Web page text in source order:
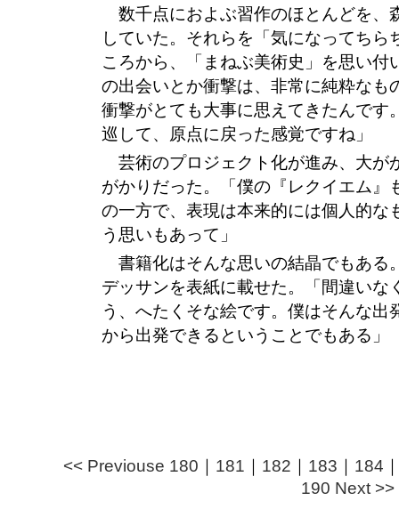
数千点におよぶ習作のほとんどを、
していた。それらを「気になってちら
ころから、「まねぶ美術史」を思い付
の出会いとか衝撃は、非常に純粋なも
衝撃がとても大事に思えてきたんです
巡して、原点に戻った感覚ですね」
芸術のプロジェクト化が進み、大が
がかりだった。「僕の『レクイエム』
の一方で、表現は本来的には個人的な
う思いもあって」
書籍化はそんな思いの結晶でもある
デッサンを表紙に載せた。「間違いな
う、へたくそな絵です。僕はそんな出
から出発できるということでもある」
<< Previouse 180 ｜ 181 ｜ 182 ｜ 183 ｜ 184
190 Next >>